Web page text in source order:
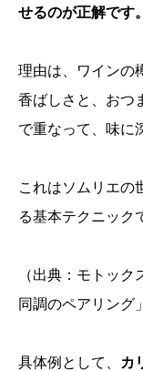
せるのが正解です。
理由は、ワインの
香ばしさと、おつ
で重なって、味に
これはソムリエの
る基本テクニック
（出典： モトック
同調のペアリング」
具体例として、
カ